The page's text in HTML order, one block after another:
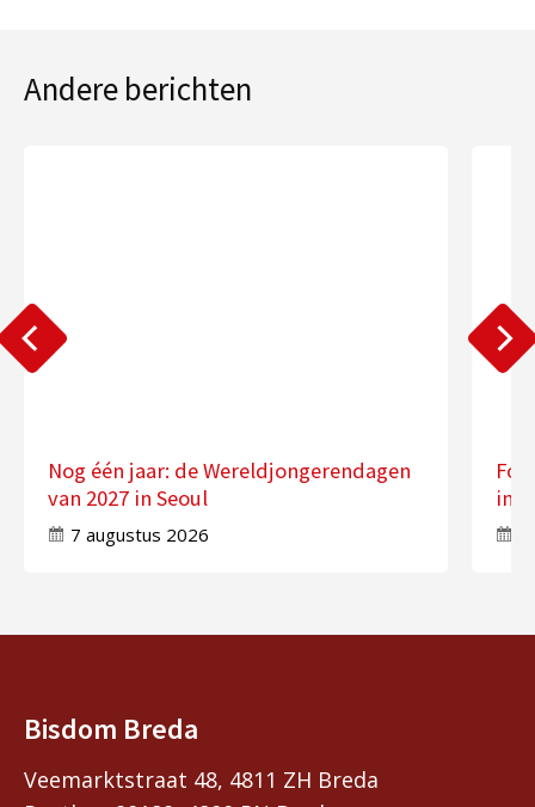
Andere berichten
Nog één jaar: de Wereldjongerendagen
van 2027 in Seoul
7 augustus 2026
in
Bisdom Breda
Veemarktstraat 48, 4811 ZH Breda